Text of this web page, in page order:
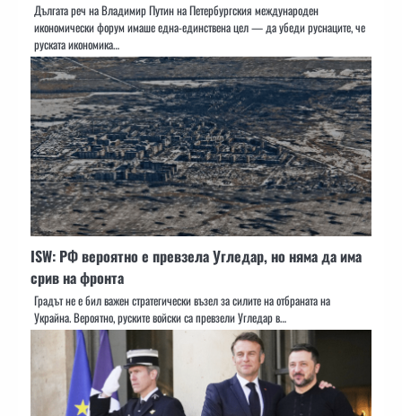
Дългата реч на Владимир Путин на Петербургския международен
икономически форум имаше една-единствена цел — да убеди руснаците, че
руската икономика…
ISW: РФ вероятно е превзела Угледар, но няма да има
срив на фронта
Градът не е бил важен стратегически възел за силите на отбраната на
Украйна. Вероятно, руските войски са превзели Угледар в…